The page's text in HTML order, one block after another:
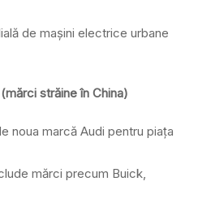
de mașini electrice urbane
străine în China)
noua marcă Audi pentru piața
mărci precum Buick,